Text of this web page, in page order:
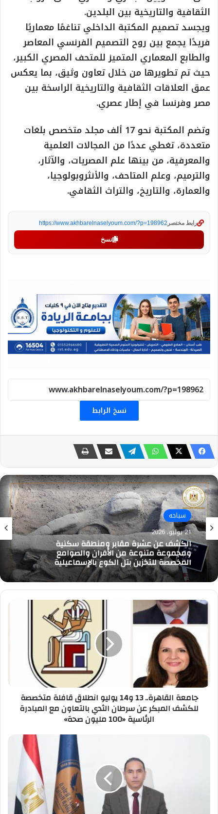
الثقافية والتاريخية بين البلدين.
ويجسد تصميم المكتبة الداخلي تناغمًا معماريًا
فريدًا يجمع بين روح التصميم الفرنسي المعاصر
والطابع المعماري المتميز للمتحف المصري الكبير،
حيث تم تطويرها من خلال تعاون وثيق، بما يعكس
عمق العلاقات الثقافية والتاريخية الراسخة بين
مصر وفرنسا في إطار عصري.
وتضم المكتبة نحو 17 ألف مجلد متخصص بلغات
متعددة، تغطي عددًا من المجالات العلمية
والمعرفية، من بينها علم المصريات، والآثار،
والترميم، وعلم المتاحف، والأنثروبولوجيا،
والعمارة، والتاريخ، والتراث الثقافي.
رابط مختصر https://www.akhbarelnaselyoum.com/?p=198962
نسخ
نسخ الرابط
سياحه
21 يوليو، 2026
الكشف عن عشرة مقابر ومنطقة سكنية
ومجموعة متنوعة من الأفران والصوامع
المخصصة للتخزين بتل الكوع بالإسماعيلية
جامعة
القاهرة..
13
يوليو
انطلاق
قافلة
متخصصة
للكشف
المبكر
بالتعاون
جامعة القاهرة.. 13 و14 يوليو انطلاق قافلة متخصصة
للكشف المبكر عن سرطان الثدي بالتعاون مع المبادرة
الرئاسية «100 مليون صحة»
هيئة